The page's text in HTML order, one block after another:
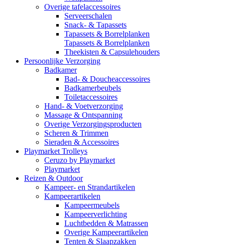
Overige tafelaccessoires
Serveerschalen
Snack- & Tapassets
Tapassets & Borrelplanken
Tapassets & Borrelplanken
Theekisten & Capsulehouders
Persoonlijke Verzorging
Badkamer
Bad- & Doucheaccessoires
Badkamerbeubels
Toiletaccessoires
Hand- & Voetverzorging
Massage & Ontspanning
Overige Verzorgingsproducten
Scheren & Trimmen
Sieraden & Accessoires
Playmarket Trolleys
Ceruzo by Playmarket
Playmarket
Reizen & Outdoor
Kampeer- en Strandartikelen
Kampeerartikelen
Kampeermeubels
Kampeerverlichting
Luchtbedden & Matrassen
Overige Kampeerartikelen
Tenten & Slaapzakken